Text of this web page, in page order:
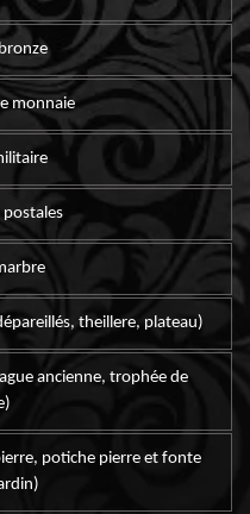
monnaie
postales
theillere, plateau)
ancienne, trophée de
potiche pierre et fonte